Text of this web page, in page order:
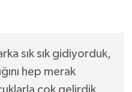
sık sık gidiyorduk,
hep merak
çok gelirdik,